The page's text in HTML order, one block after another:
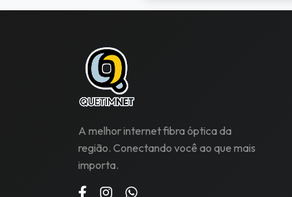
A melhor internet fibra óptica da
região. Conectando você ao que mais
importa.